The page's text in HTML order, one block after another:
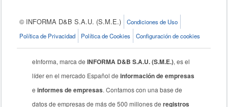
© INFORMA D&B S.A.U. (S.M.E.)
Condiciones de Uso
Política de Privacidad
Política de Cookies Configuración de cookies
eInforma, marca deINFORMA D&B S.A.U. (S.M.E.), es el
líder en el mercado Español deinformación de empresas
einformes de empresas. Contamos con una base de
datos de empresas de más de 500 millones deregistros